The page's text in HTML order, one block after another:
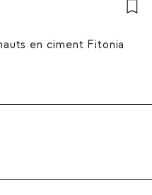
en ciment Fitonia